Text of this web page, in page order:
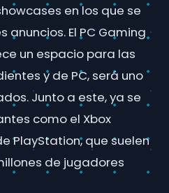
en los que se
El PC Gaming
un espacio para las
y de PC, será uno
Junto a este, ya se
como el Xbox
PlayStation, que suelen
de jugadores